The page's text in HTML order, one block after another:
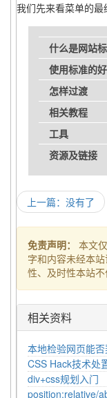
我们先来看菜单的最
什么是网站
使用标准的
怎样过渡
相关教程
工具
资源及链接
上一篇：没有了
免责声明：
本文
字和内容未经本
性、及时性本站
相关资料
本地检验网页能
CSS Hack技术处
div+css规划入门
position:relative/